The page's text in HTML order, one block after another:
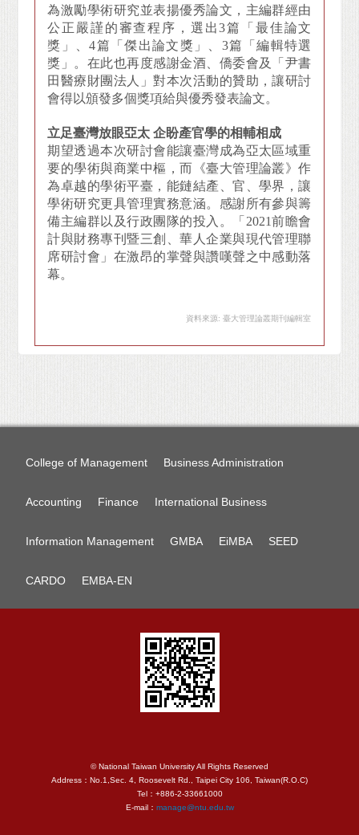
為激勵學術研究並表揚優秀論文，主編群經由
公正嚴謹的審查程序，選出3篇「最佳論文
獎」、4篇「傑出論文獎」、3篇「編輯特選
獎」。在此也再度感謝金酒、僑委會及「尹書
田醫療財團法人」對本次活動的贊助，讓研討
會得以頒發多個獎項給與優秀發表論文。
立足臺灣放眼亞太 企盼產官學的相輔相成
期望透過本次研討會能讓臺灣成為亞太區域重
要的學術與商業中樞，而《臺大管理論叢》作
為卓越的學術平臺，能鏈結產、官、學界，讓
學術研究更具管理實務意涵。感謝所有參與籌
備主編群以及行政團隊的投入。「2021前瞻會
計與財務專刊暨三創、華人企業與現代管理聯
席研討會」在激昂的掌聲與讚嘆聲之中感動落
幕。
資料來源: 臺大管理論叢期刊編輯室
College of Management Business Administration
Accounting Finance International Business
Information Management GMBA EiMBA SEED
CARDO EMBA-EN
© National Taiwan University All Rights Reserved
Address：No.1,Sec. 4, Roosevelt Rd., Taipei City 106, Taiwan(R.O.C)
Tel：+886-2-33661000
E-mail： manage@ntu.edu.tw